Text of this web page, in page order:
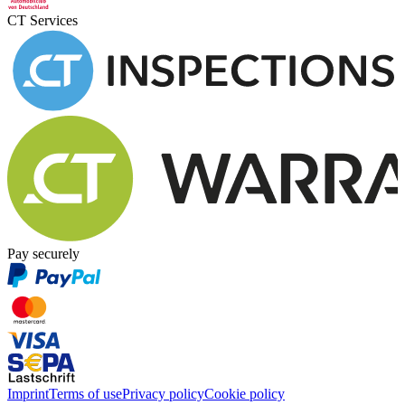
CT Services
Pay securely
ImprintTerms of usePrivacy policyCookie policy